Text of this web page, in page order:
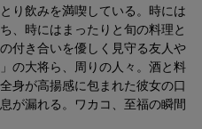
り飲みを満喫している。時には
、時にはまったりと旬の料理と
付き合いを優しく見守る友人や
の大将ら、周りの人々。酒と料
身が高揚感に包まれた彼女の口
が漏れる。ワカコ、至福の瞬間